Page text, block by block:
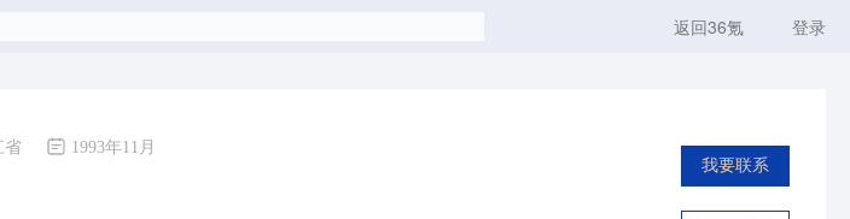
返回36氪 登录
省 1993年11月
我要联系